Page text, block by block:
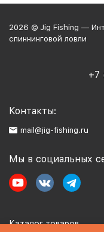
2026 © Jig Fishing —
спиннинговой ловли
+7
Контакты:
mail@jig-fishing.ru
Мы в социальных
Каталог товаров